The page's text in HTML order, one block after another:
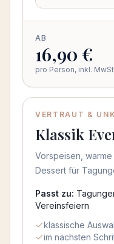
AB
16,90 €
pro Person, inkl.
VERTRAUT &
Klassik
Vorspeisen,
Dessert für
Passt zu:
Vereinsfeiern
klassische
im nächsten